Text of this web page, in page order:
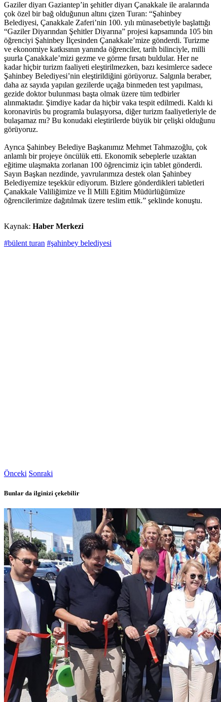
Gaziler diyarı Gaziantep’in şehitler diyarı Çanakkale ile aralarında
çok özel bir bağ olduğunun altını çizen Turan: “Şahinbey
Belediyesi, Çanakkale Zaferi’nin 100. yılı münasebetiyle başlattığı
“Gaziler Diyarından Şehitler Diyarına” projesi kapsamında 105 bin
öğrenciyi Şahinbey İlçesinden Çanakkale’mize gönderdi. Turizme
ve ekonomiye katkısının yanında öğrenciler, tarih bilinciyle, milli
şuurla Çanakkale’mizi gezme ve görme fırsatı buldular. Her ne
kadar hiçbir turizm faaliyeti eleştirilmezken, bazı kesimlerce sadece
Şahinbey Belediyesi’nin eleştirildiğini görüyoruz. Salgınla beraber,
daha az sayıda yapılan gezilerde uçağa binmeden test yapılması,
gezide doktor bulunması başta olmak üzere tüm tedbirler
alınmaktadır. Şimdiye kadar da hiçbir vaka tespit edilmedi. Kaldı ki
koronavirüs bu programla bulaşıyorsa, diğer turizm faaliyetleriyle de
bulaşamaz mı? Bu konudaki eleştirilerde büyük bir çelişki olduğunu
görüyoruz.
Ayrıca Şahinbey Belediye Başkanımız Mehmet Tahmazoğlu, çok
anlamlı bir projeye öncülük etti. Ekonomik sebeplerle uzaktan
eğitime ulaşmakta zorlanan 100 öğrencimiz için tablet gönderdi.
Sayın Başkan nezdinde, yavrularımıza destek olan Şahinbey
Belediyemize teşekkür ediyorum. Bizlere gönderdikleri tabletleri
Çanakkale Valiliğimize ve İl Milli Eğitim Müdürlüğümüze
öğrencilerimize dağıtılmak üzere teslim ettik.” şeklinde konuştu.
Kaynak: Haber Merkezi
#bülent turan #şahinbey belediyesi
Önceki Sonraki
Bunlar da ilginizi çekebilir